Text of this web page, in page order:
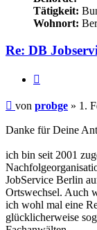
Tätigkeit:
Wohnort:
Re: DB
Beitrag
von probge » 1.
Danke für Deine
ich bin seit 2001
JobService Berlin
Ortswechsel. Auch
ich wohl mal eine
glücklicherweise